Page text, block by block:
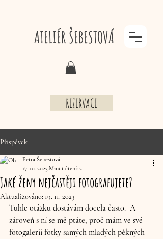
ATELIÉR ŠEBESTOVÁ
REZERVACE
Příspěvek
Jaké ženy nejčastěji fotografujete?
Petra Šebestová
17. 10. 2023Minut čtení: 2
Aktualizováno: 19. 11. 2023
Tuhle otázku dostávám docela často.  A
zároveň s ní se mě ptáte, proč mám ve své
fotogalerii fotky samých mladých pěkných